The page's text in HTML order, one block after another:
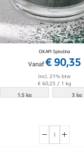
OKAPI Spirulina
Vanaf € 90,35
Incl. 21% btw
€ 60,23 / 1 kg
1.5 kg
3 kg